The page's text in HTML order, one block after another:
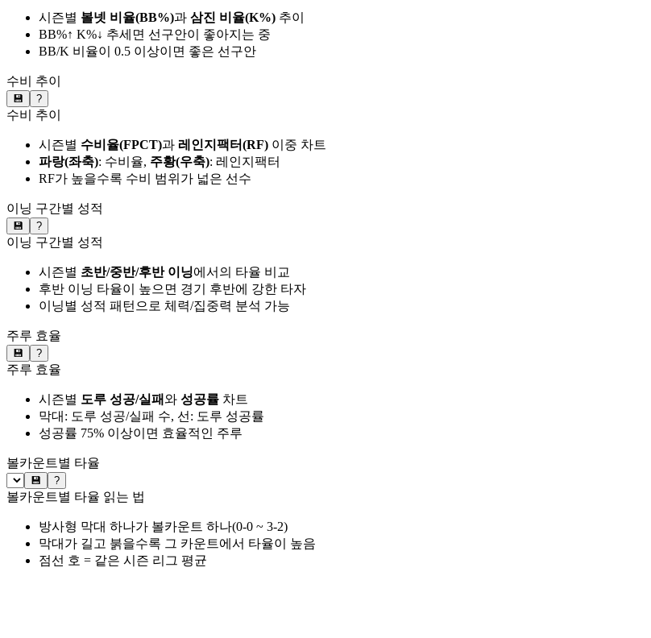
시즌별 볼넷 비율(BB%)과 삼진 비율(K%) 추이
BB%↑ K%↓ 추세면 선구안이 좋아지는 중
BB/K 비율이 0.5 이상이면 좋은 선구안
수비 추이
💾 ?
수비 추이
시즌별 수비율(FPCT)과 레인지팩터(RF) 이중 차트
파랑(좌축): 수비율, 주황(우축): 레인지팩터
RF가 높을수록 수비 범위가 넓은 선수
이닝 구간별 성적
💾 ?
이닝 구간별 성적
시즌별 초반/중반/후반 이닝에서의 타율 비교
후반 이닝 타율이 높으면 경기 후반에 강한 타자
이닝별 성적 패턴으로 체력/집중력 분석 가능
주루 효율
💾 ?
주루 효율
시즌별 도루 성공/실패와 성공률 차트
막대: 도루 성공/실패 수, 선: 도루 성공률
성공률 75% 이상이면 효율적인 주루
볼카운트별 타율
💾 ?
볼카운트별 타율 읽는 법
방사형 막대 하나가 볼카운트 하나(0-0 ~ 3-2)
막대가 길고 붉을수록 그 카운트에서 타율이 높음
점선 호 = 같은 시즌 리그 평균